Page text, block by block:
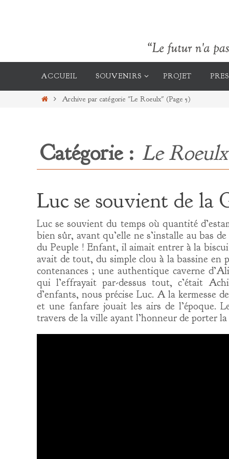
contenu
ACCUEIL SOUVENIRS PROJET
HomeArchive par catégorie "Le Roeulx" (Page 5)
Catégorie : Le Roeulx
Luc se souvient de la
Luc se souvient du temps où quantité
bien sûr, avant qu’elle ne s’installe au bas
du Peuple ! Enfant, il aimait entrer à la
avait de tout, du simple clou à la bassine en
contenances ; une authentique caverne
qui l’effrayait par-dessus tout, c’était
d’enfants, nous précise Luc. A la kermesse
et une fanfare jouait les airs de l’époque.
travers de la ville ayant l’honneur de porter